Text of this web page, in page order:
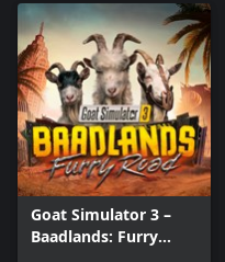
Goat Simulator 3 –
Baadlands: Furry